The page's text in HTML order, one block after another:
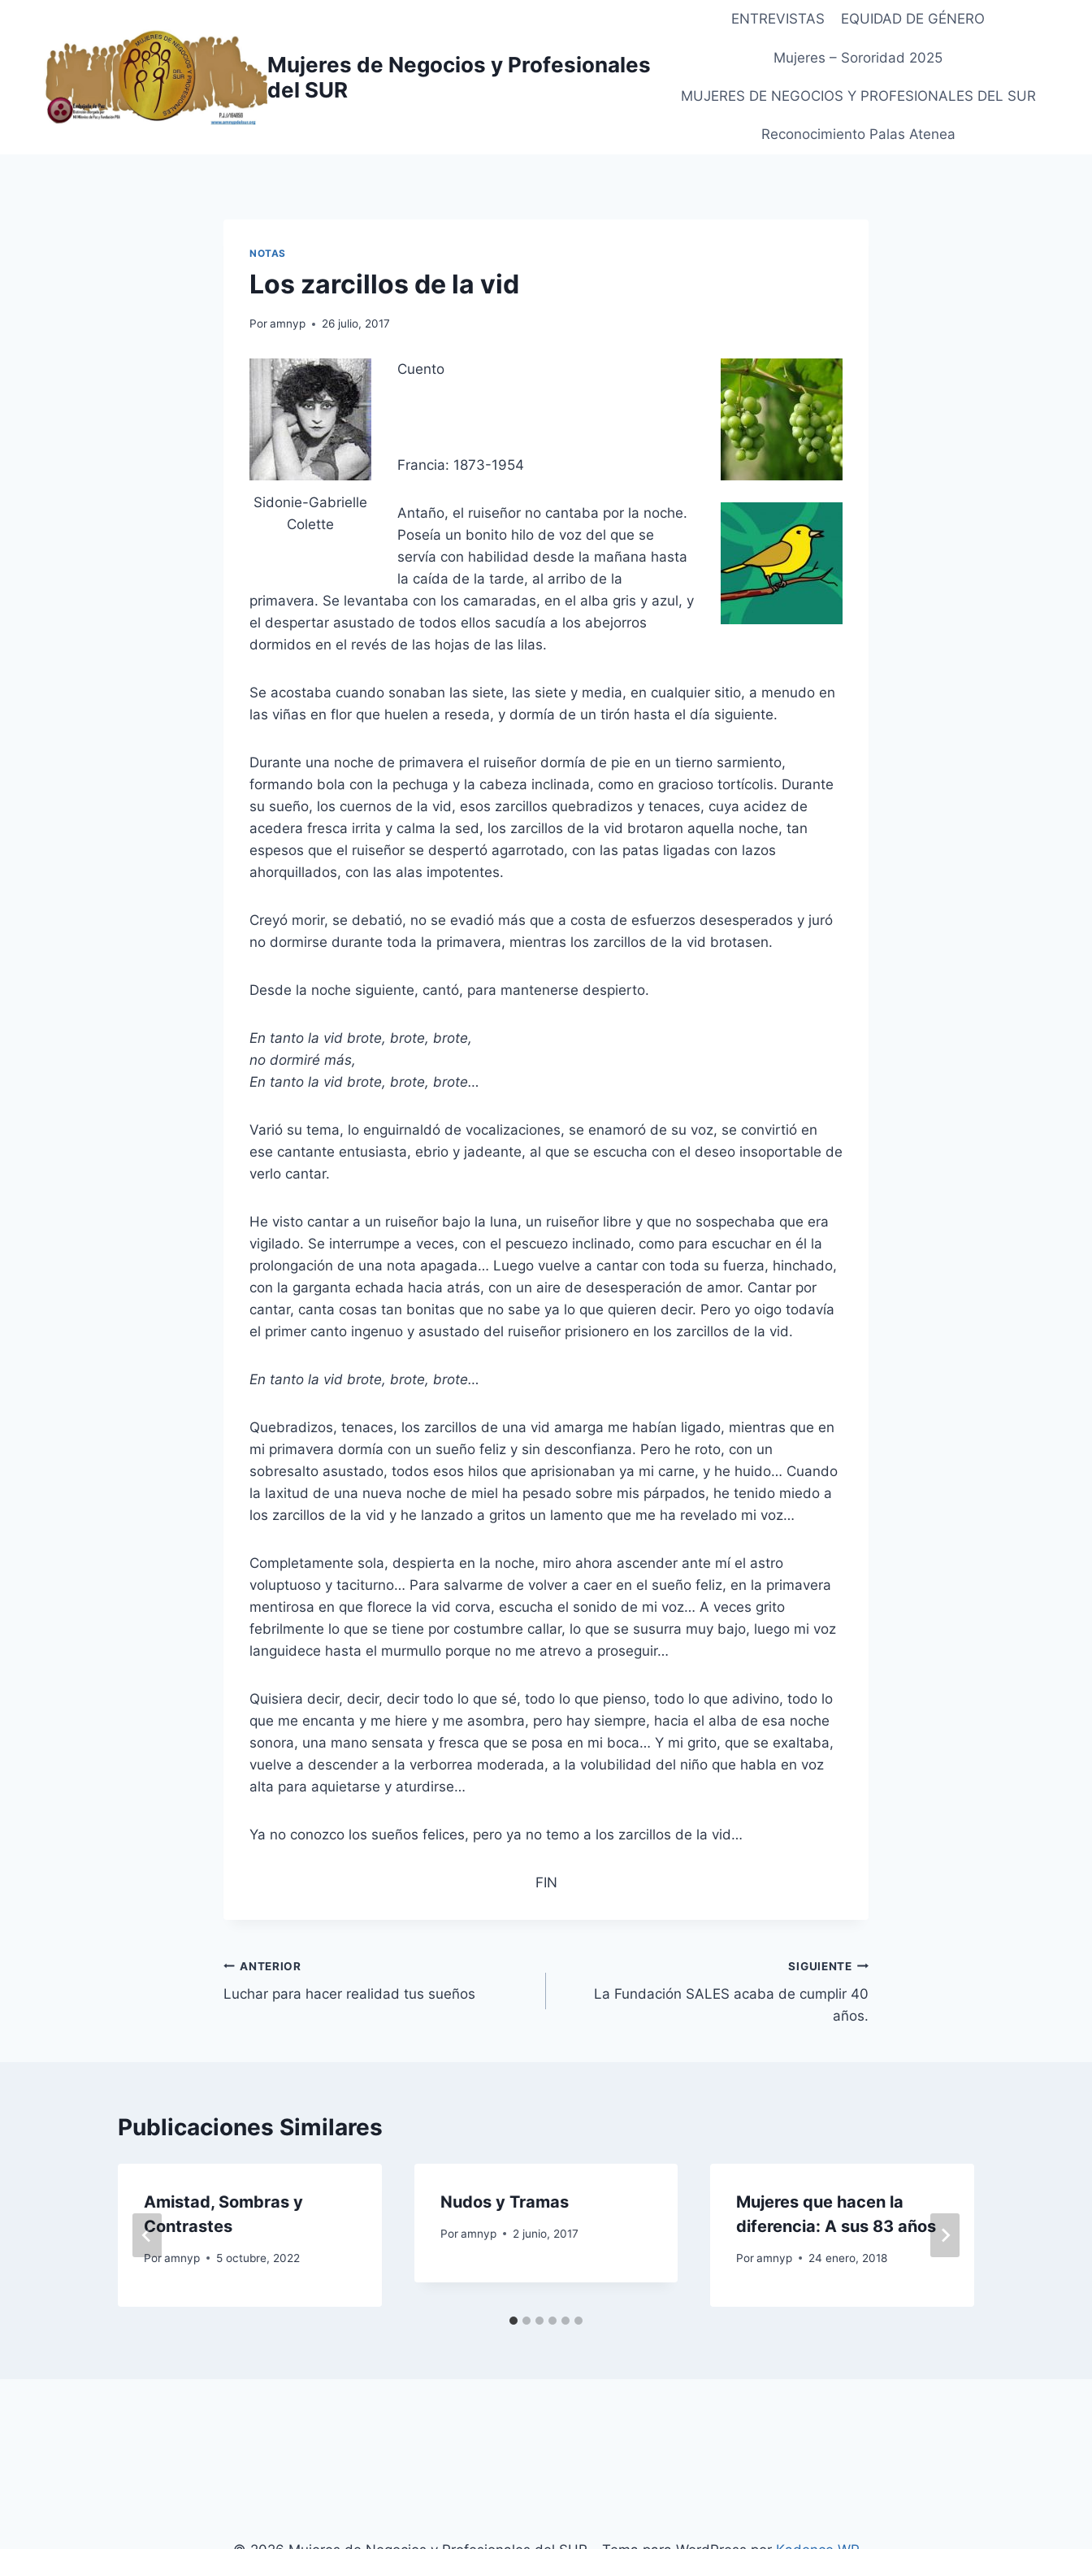
contenido
Mujeres de Negocios y Profesionales
del SUR
ENTREVISTAS EQUIDAD DE GÉNERO
Mujeres – Sororidad 2025
MUJERES DE NEGOCIOS Y PROFESIONALES DEL SUR
Reconocimiento Palas Atenea
NOTAS
Los zarcillos de la vid
Poramnyp 26 julio, 2017
Sidonie-Gabrielle
Colette
Cuento
Francia: 1873-1954
Antaño, el ruiseñor no cantaba por la noche.
Poseía un bonito hilo de voz del que se
servía con habilidad desde la mañana hasta
la caída de la tarde, al arribo de la
primavera. Se levantaba con los camaradas, en el alba gris y azul, y
el despertar asustado de todos ellos sacudía a los abejorros
dormidos en el revés de las hojas de las lilas.
Se acostaba cuando sonaban las siete, las siete y media, en cualquier sitio, a menudo en
las viñas en flor que huelen a reseda, y dormía de un tirón hasta el día siguiente.
Durante una noche de primavera el ruiseñor dormía de pie en un tierno sarmiento,
formando bola con la pechuga y la cabeza inclinada, como en gracioso tortícolis. Durante
su sueño, los cuernos de la vid, esos zarcillos quebradizos y tenaces, cuya acidez de
acedera fresca irrita y calma la sed, los zarcillos de la vid brotaron aquella noche, tan
espesos que el ruiseñor se despertó agarrotado, con las patas ligadas con lazos
ahorquillados, con las alas impotentes.
Creyó morir, se debatió, no se evadió más que a costa de esfuerzos desesperados y juró
no dormirse durante toda la primavera, mientras los zarcillos de la vid brotasen.
Desde la noche siguiente, cantó, para mantenerse despierto.
En tanto la vid brote, brote, brote,
no dormiré más,
En tanto la vid brote, brote, brote…
Varió su tema, lo enguirnaldó de vocalizaciones, se enamoró de su voz, se convirtió en
ese cantante entusiasta, ebrio y jadeante, al que se escucha con el deseo insoportable de
verlo cantar.
He visto cantar a un ruiseñor bajo la luna, un ruiseñor libre y que no sospechaba que era
vigilado. Se interrumpe a veces, con el pescuezo inclinado, como para escuchar en él la
prolongación de una nota apagada… Luego vuelve a cantar con toda su fuerza, hinchado,
con la garganta echada hacia atrás, con un aire de desesperación de amor. Cantar por
cantar, canta cosas tan bonitas que no sabe ya lo que quieren decir. Pero yo oigo todavía
el primer canto ingenuo y asustado del ruiseñor prisionero en los zarcillos de la vid.
En tanto la vid brote, brote, brote…
Quebradizos, tenaces, los zarcillos de una vid amarga me habían ligado, mientras que en
mi primavera dormía con un sueño feliz y sin desconfianza. Pero he roto, con un
sobresalto asustado, todos esos hilos que aprisionaban ya mi carne, y he huido… Cuando
la laxitud de una nueva noche de miel ha pesado sobre mis párpados, he tenido miedo a
los zarcillos de la vid y he lanzado a gritos un lamento que me ha revelado mi voz…
Completamente sola, despierta en la noche, miro ahora ascender ante mí el astro
voluptuoso y taciturno… Para salvarme de volver a caer en el sueño feliz, en la primavera
mentirosa en que florece la vid corva, escucha el sonido de mi voz… A veces grito
febrilmente lo que se tiene por costumbre callar, lo que se susurra muy bajo, luego mi voz
languidece hasta el murmullo porque no me atrevo a proseguir…
Quisiera decir, decir, decir todo lo que sé, todo lo que pienso, todo lo que adivino, todo lo
que me encanta y me hiere y me asombra, pero hay siempre, hacia el alba de esa noche
sonora, una mano sensata y fresca que se posa en mi boca… Y mi grito, que se exaltaba,
vuelve a descender a la verborrea moderada, a la volubilidad del niño que habla en voz
alta para aquietarse y aturdirse…
Ya no conozco los sueños felices, pero ya no temo a los zarcillos de la vid…
FIN
Navegación
de
ANTERIOR
Luchar para hacer realidad tus sueños
SIGUIENTE
La Fundación SALES acaba de cumplir 40
años.
Publicaciones Similares
Amistad, Sombras y
Contrastes
Poramnyp 5 octubre, 2022
Nudos y Tramas
Por amnyp 2 junio, 2017
Mujeres que hacen la
diferencia: A sus 83 años
Por amnyp 24 enero, 2018